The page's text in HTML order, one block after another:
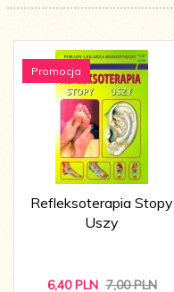
Promocja
Refleksoterapia Stopy
Uszy
6,40 PLN 7,00 PLN